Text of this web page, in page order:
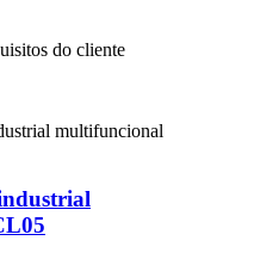
do cliente